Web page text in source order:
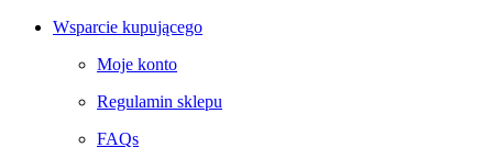
Wsparcie kupującego
Moje konto
Regulamin sklepu
FAQs